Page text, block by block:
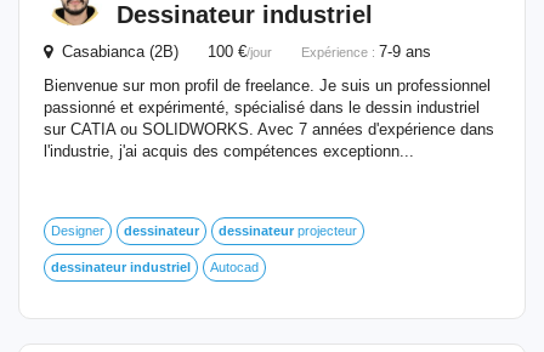
Dessinateur industriel
Casabianca (2B) 100 €/jour Expérience : 7-9 ans
Bienvenue sur mon profil de freelance. Je suis un professionnel
passionné et expérimenté, spécialisé dans le dessin industriel
sur CATIA ou SOLIDWORKS. Avec 7 années d'expérience dans
l'industrie, j'ai acquis des compétences exceptionn...
Designer dessinateur dessinateur projecteur
dessinateur industriel Autocad